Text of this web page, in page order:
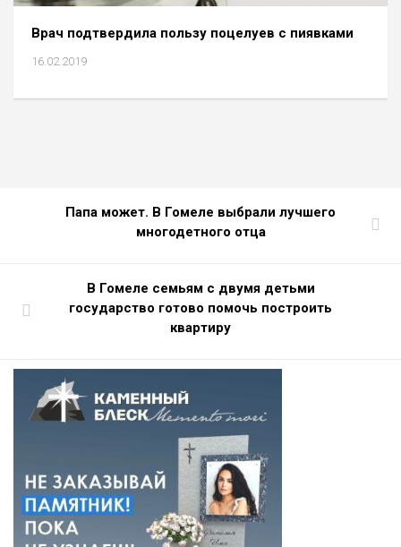
Врач подтвердила пользу поцелуев с пиявками
16.02.2019
Папа может. В Гомеле выбрали лучшего
многодетного отца
В Гомеле семьям с двумя детьми
государство готово помочь построить
квартиру